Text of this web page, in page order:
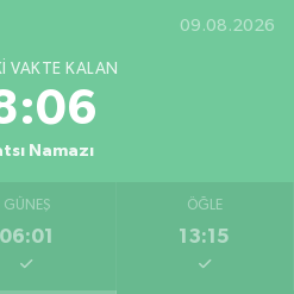
09.08.2026
VAKTE KALAN
Namazı
GÜNEŞ
06:01
ÖĞLE
13:15